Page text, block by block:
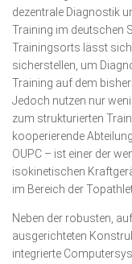
dezentrale Diagnostik
Training im deutschen
Trainingsorts lässt
sicherstellen, um
Training auf dem
Jedoch nutzen nur
zum strukturierten
kooperierende
OUPC – ist einer der
isokinetischen
im Bereich der
Neben der robusten,
ausgerichteten
integrierte